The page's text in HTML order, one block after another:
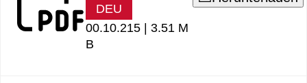
DEU
00.10.215 | 3.51 M
B